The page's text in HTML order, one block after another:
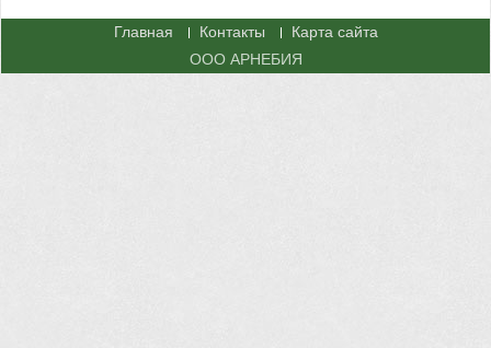
Главная Контакты
Карта сайта
ООО АРНЕБИЯ